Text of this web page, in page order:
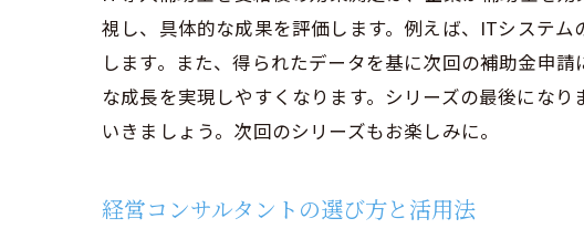
企業内で
導入プロ
中小企業
経営コンサル
視し、具体的な成果を評価します。例えば、ITシステ
します。また、得られたデータを基に次回の補助金申
な成長を実現しやすくなります。シリーズの最後にな
いきましょう。次回のシリーズもお楽しみに。
経営コンサルタントの選び方と活用法